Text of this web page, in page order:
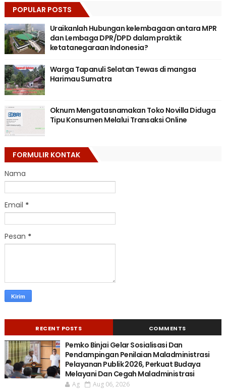
POPULAR POSTS
Uraikanlah Hubungan kelembagaan antara MPR
dan Lembaga DPR/DPD dalam praktik
ketatanegaraan Indonesia?
Warga Tapanuli Selatan Tewas di mangsa
Harimau Sumatra
Oknum Mengatasnamakan Toko Novilla Diduga
Tipu Konsumen Melalui Transaksi Online
FORMULIR KONTAK
Nama
Email *
Pesan *
RECENT POSTS COMMENTS
Pemko Binjai Gelar Sosialisasi Dan
Pendampingan Penilaian Maladministrasi
Pelayanan Publik 2026, Perkuat Budaya
Melayani Dan Cegah Maladministrasi
Ag Aug 06, 2026